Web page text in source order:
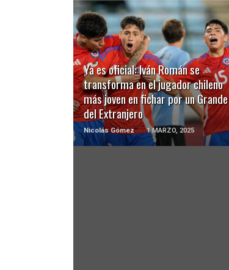
Ya es oficial: Iván Román se
transforma en el jugador chileno
más joven en fichar por un Grande
del Extranjero
Nicolás Gómez 1 MARZO, 2025
LEER MÁS